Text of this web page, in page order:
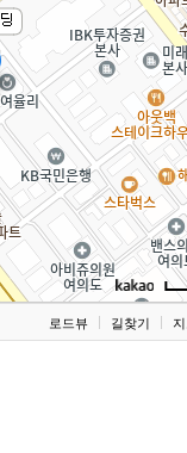
로드뷰 길찾기